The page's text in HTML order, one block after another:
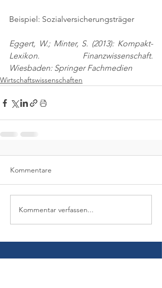
Beispiel: Sozialversicherungsträger
Eggert, W.; Minter, S. (2013): Kompakt-
Lexikon. Finanzwissenschaft.
Wiesbaden: Springer Fachmedien
Wirtschaftswissenschaften
Kommentare
Kommentar verfassen...